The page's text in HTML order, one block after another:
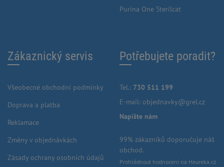
Purina One Sterilcat
Zákaznický servis
Všeobecné obchodní podmínky
Doprava a platba
Reklamace
Změny v objednávkách
Zásady ochrany osobních údajů
Potřebujete poradit?
Tel.: 730 511 199
E-mail: objednavky@grel.cz
Napište nám
99% zákazníků doporučuje náš
obchod.
Prohlédnout hodnocení na Heureka.cz